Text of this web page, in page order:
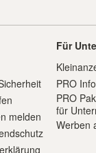
melden
Für
PRO
PRO
für
Werben